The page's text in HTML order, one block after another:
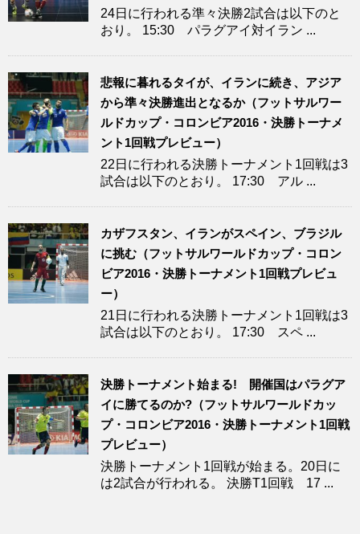
24日に行われる準々決勝2試合は以下のと
おり。 15:30 パラグアイ対イラン ...
悲報に暮れるタイが、イランに続き、アジア
から準々決勝進出となるか（フットサルワー
ルドカップ・コロンビア2016・決勝トーナメ
ント1回戦プレビュー）
22日に行われる決勝トーナメント1回戦は3
試合は以下のとおり。 17:30 アル ...
カザフスタン、イランがスペイン、ブラジル
に挑む（フットサルワールドカップ・コロン
ビア2016・決勝トーナメント1回戦プレビュ
ー）
21日に行われる決勝トーナメント1回戦は3
試合は以下のとおり。 17:30 スペ ...
決勝トーナメント始まる! 開催国はパラグア
イに勝てるのか?（フットサルワールドカッ
プ・コロンビア2016・決勝トーナメント1回戦
プレビュー）
決勝トーナメント1回戦が始まる。20日に
は2試合が行われる。 決勝T1回戦 17 ...